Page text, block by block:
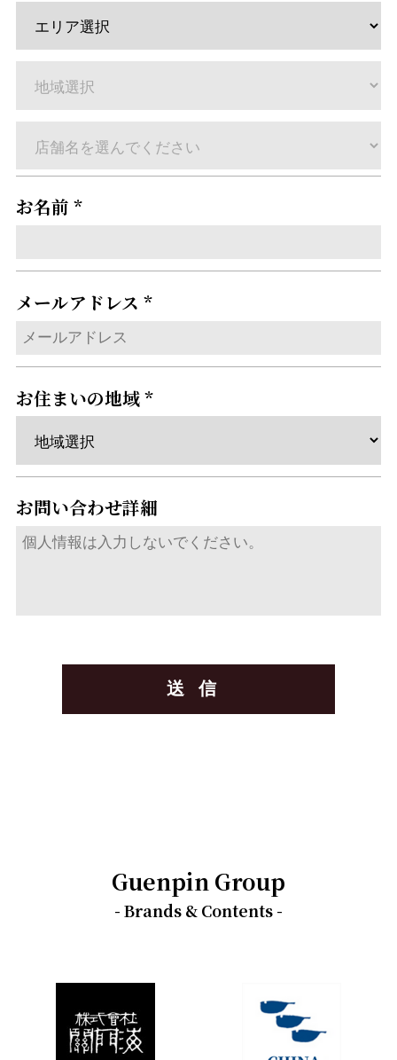
お名前 *
メールアドレス *
お住まいの地域 *
お問い合わせ詳細
Guenpin Group
- Brands & Contents -